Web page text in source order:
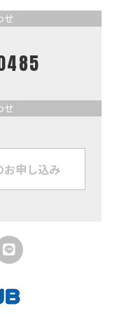
せ
せ
申し込み